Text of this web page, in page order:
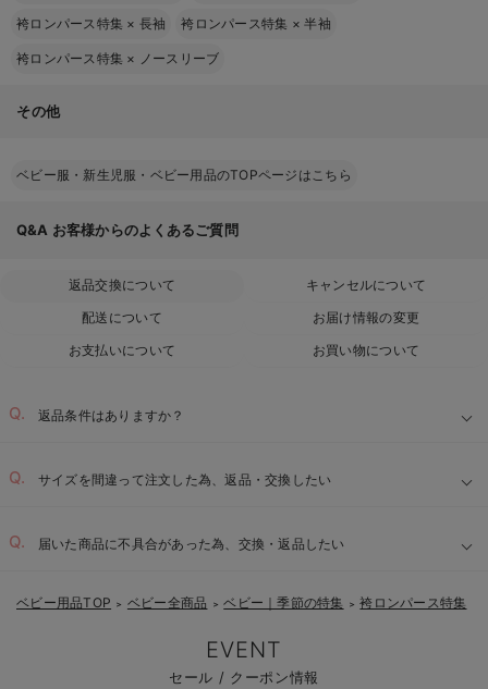
袴ロンパース特集 × 長袖 袴ロンパース特集 ×半袖
袴ロンパース特集 × ノースリーブ
その他
ベビー服・新生児服・ベビー用品のTOPページはこちら
Q&A お客様からのよくあるご質問
返品交換について
キャンセルについて
配送について
お届け情報の変更
お支払いについて
お買い物について
返品条件はありますか？
サイズを間違って注文した為、返品・交換したい
届いた商品に不具合があった為、交換・返品したい
ベビー用品TOP ＞ ベビー全商品 ＞ ベビー｜季節の特集 ＞ 袴ロンパース特集
EVENT
セール / クーポン情報